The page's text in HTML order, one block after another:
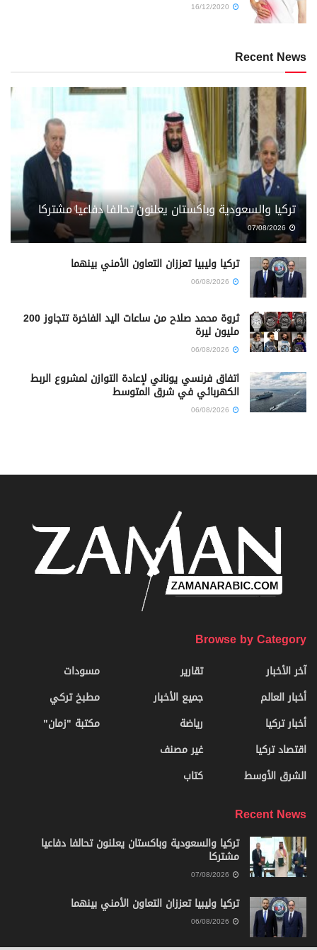
Recent News
تركيا والسعودية وباكستان يعلنون تحالفا دفاعيا مشتركا
تركيا وليبيا تعززان التعاون الأمني بينهما
ثروة محمد صلاح من ساعات اليد الفاخرة تتجاوز 200
مليون ليرة
اتفاق فرنسي يوناني لإعادة التوازن لمشروع الربط
الكهربائي في شرق المتوسط
Browse by Category
آخر الأخبار
أخبار العالم
أخبار تركيا
اقتصاد تركيا
الشرق الأوسط
تقارير
جميع الأخبار
رياضة
غير مصنف
كتاب
مسودات
مطبخ تركي
مكتبة "زمان"
Recent News
تركيا والسعودية وباكستان يعلنون تحالفا دفاعيا
مشتركا
تركيا وليبيا تعززان التعاون الأمني بينهما